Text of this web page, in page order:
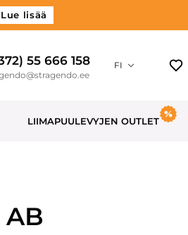
Lue lisää
55 666 158 FI
LIIMAPUULEVYJEN OUTLET